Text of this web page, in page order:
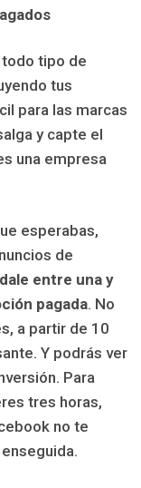
todo tipo de
tus
para las marcas
y capte el
una empresa
esperabas,
de
entre una y
pagada. No
a partir de 10
Y podrás ver
Para
tres horas,
no te